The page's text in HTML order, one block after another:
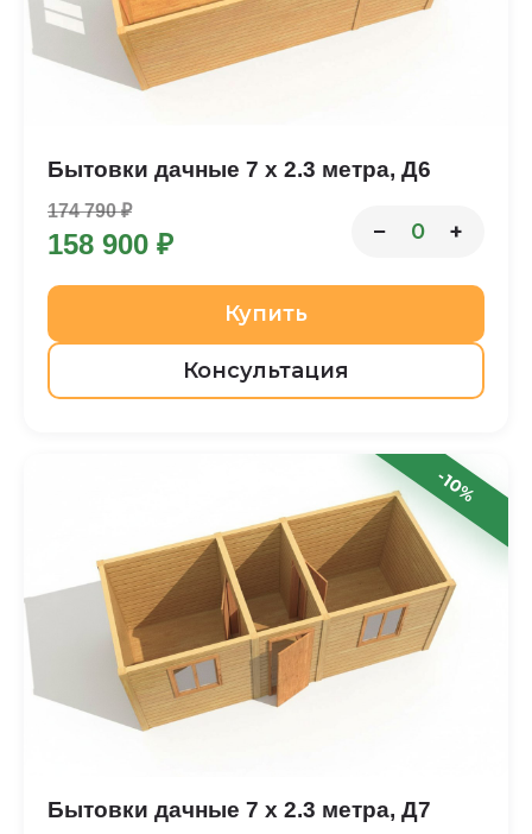
Бытовки дачные 7 х 2.3 метра, Д6
174 790 ₽
158 900 ₽ − 0 +
Купить
Консультация
-10%
Бытовки дачные 7 х 2.3 метра, Д7